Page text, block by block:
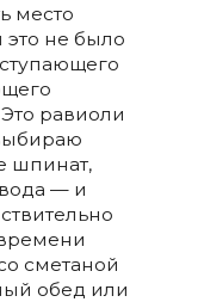
место
не было
равиоли
шпинат,
— и
сметаной
обед или